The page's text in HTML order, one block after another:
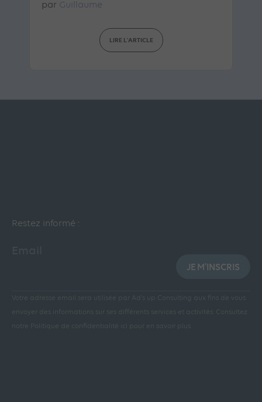
par Guillaume
LIRE L'ARTICLE
Restez informé :
JE M'INSCRIS
Votre adresse email sera utilisée par Ad’s up Consulting aux fins de vous
envoyer des informations sur ses différents services et activités.
Consultez
notre Politique de confidentialité ici pour en savoir plus